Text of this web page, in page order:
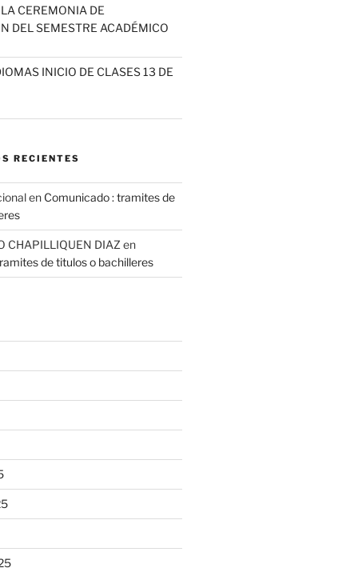
CEREMONIA DE
DEL SEMESTRE ACADÉMICO
INICIO DE CLASES 13 DE
RECIENTES
en Comunicado : tramites de
CHAPILLIQUEN DIAZ en
de titulos o bachilleres